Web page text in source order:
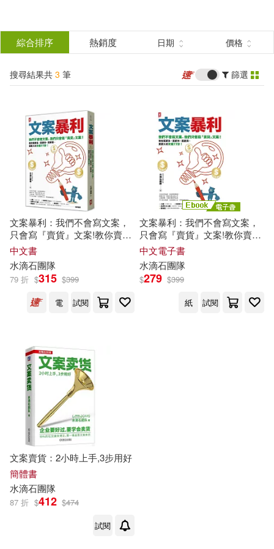
結
分類 (單選)
所有商品(3) 圖書(2)
電子書(1)
作者 (可複選)
水滴石團隊(3)
出版社 (可複選)
配送方式 (可複選)
可超商取貨(2)
可港澳店取(2)
可新加坡店取(2)
可菲律賓店取(2)
綜合排序 熱銷度 日期 價格
搜尋結果共 3 筆 篩選
文案暴利：我們不會寫文案，
只會寫『賣貨』文案!教你賣更
多、賣更快、賣更貴、賣更久
的文案77計!
中文書
水滴石團隊
79 折 $315 $399
電
試閱
文案暴利：我們不會寫文案，
只會寫『賣貨』文案!教你賣更
多、賣更快、賣更貴、賣更久
的文案77計! (電子書)
中文電子書
水滴石團隊
$279 $399
紙
試閱
文案賣貨：2小時上手,3步用好
簡體書
水滴石團隊
87 折 $412 $474
試閱